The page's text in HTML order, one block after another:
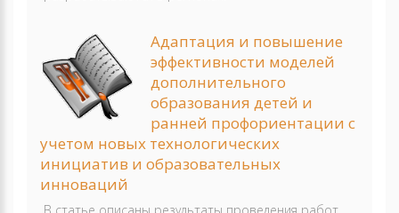
Адаптация и повышение
эффективности моделей
дополнительного
образования детей и
ранней профориентации с
учетом новых технологических
инициатив и образовательных
инноваций